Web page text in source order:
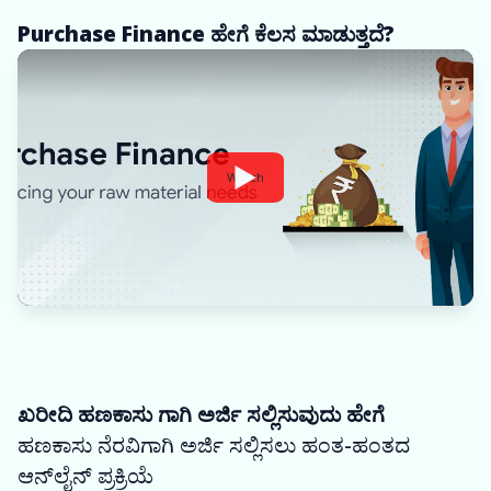
Purchase Finance ಹೇಗೆ ಕೆಲಸ ಮಾಡುತ್ತದೆ?
Watch
ಖರೀದಿ ಹಣಕಾಸು ಗಾಗಿ ಅರ್ಜಿ ಸಲ್ಲಿಸುವುದು ಹೇಗೆ
ಹಣಕಾಸು ನೆರವಿಗಾಗಿ ಅರ್ಜಿ ಸಲ್ಲಿಸಲು ಹಂತ-ಹಂತದ
ಆನ್‌ಲೈನ್ ಪ್ರಕ್ರಿಯೆ